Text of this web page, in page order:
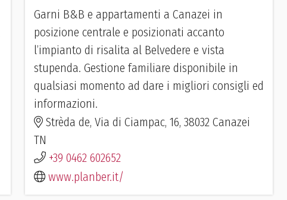
Garni B&B e appartamenti a Canazei in
posizione centrale e posizionati accanto
l’impianto di risalita al Belvedere e vista
stupenda. Gestione familiare disponibile in
qualsiasi momento ad dare i migliori consigli ed
informazioni.
Strèda de, Via di Ciampac, 16, 38032 Canazei
TN
+39 0462 602652
www.planber.it/